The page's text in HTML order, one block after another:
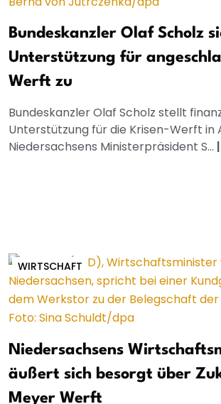
Bundeskanzler Olaf Scholz
Unterstützung für
Werft zu
Bundeskanzler Olaf Scholz stellt
Unterstützung für die Krisen-Werft in
Niedersachsens Ministerpräsident S... |
WIRTSCHAFT
Niedersachsens
äußert sich besorgt über
Meyer Werft